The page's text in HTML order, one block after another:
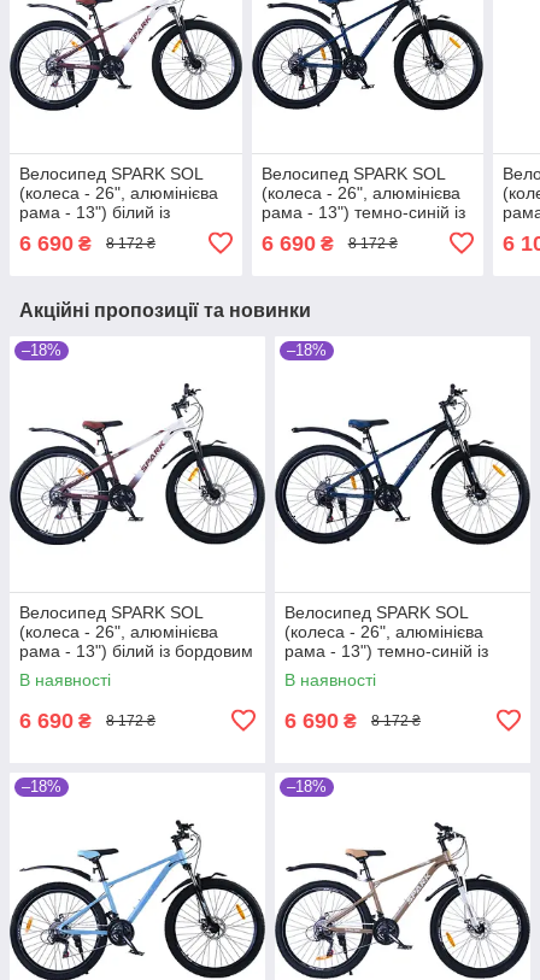
Велосипед SPARK SOL
(колеса - 26", алюмінієва
рама - 13") білий із
6 690 ₴ 8 172 ₴
Велосипед SPARK SOL
(колеса - 26", алюмінієва
рама - 13") темно-синій із
6 690₴ 8 172 ₴ 6
Акційні пропозиції та новинки
–18%
Велосипед SPARK SOL
(колеса - 26", алюмінієва
рама - 13") білий із бордовим
В наявності
6 690 ₴ 8 172 ₴
–18%
Велосипед SPARK SOL
(колеса - 26", алюмінієва
рама - 13") темно-синій із
синім
В наявності
6 690 ₴ 8 172 ₴
–18% –18%